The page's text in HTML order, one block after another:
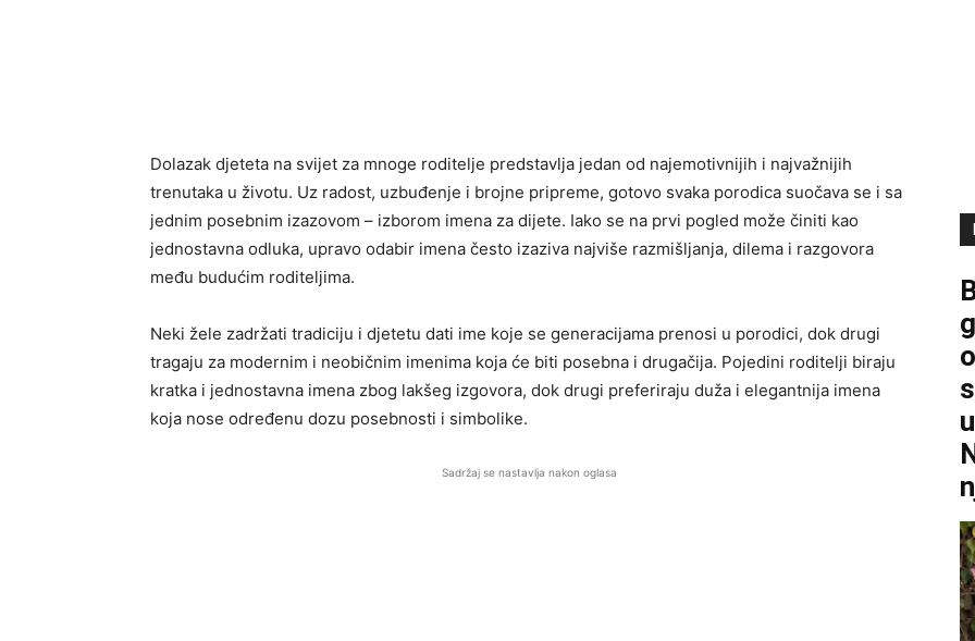
Dolazak djeteta na svijet za mnoge roditelje predstavlja jedan od najemotivnijih i najvažnijih
trenutaka u životu. Uz radost, uzbuđenje i brojne pripreme, gotovo svaka porodica suočava se i sa
jednim posebnim izazovom – izborom imena za dijete. Iako se na prvi pogled može činiti kao
jednostavna odluka, upravo odabir imena često izaziva najviše razmišljanja, dilema i razgovora
među budućim roditeljima.
Neki žele zadržati tradiciju i djetetu dati ime koje se generacijama prenosi u porodici, dok drugi
tragaju za modernim i neobičnim imenima koja će biti posebna i drugačija. Pojedini roditelji biraju
kratka i jednostavna imena zbog lakšeg izgovora, dok drugi preferiraju duža i elegantnija imena
koja nose određenu dozu posebnosti i simbolike.
Sadržaj se nastavlja nakon oglasa